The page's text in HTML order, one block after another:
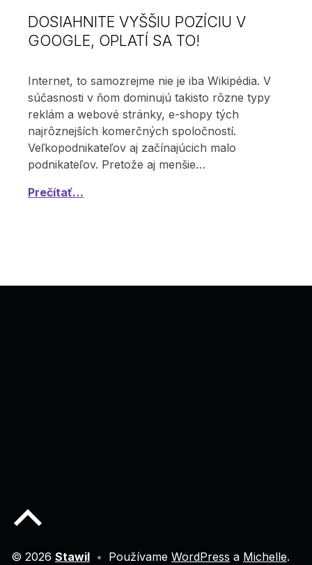
DOSIAHNITE VYŠŠIU POZÍCIU V
GOOGLE, OPLATÍ SA TO!
Internet, to samozrejme nie je iba Wikipédia. V
súčasnosti v ňom dominujú takisto rôzne typy
reklám a webové stránky, e-shopy tých
najrôznejších komerčných spoločností.
Veľkopodnikateľov aj začínajúcich malo
podnikateľov. Pretože aj menšie…
Prečítať…
© 2026 Stawil • Používame WordPress a Michelle.